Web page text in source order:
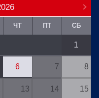
ЧТ ПТ СБ
1
6 7 8
13 14 15